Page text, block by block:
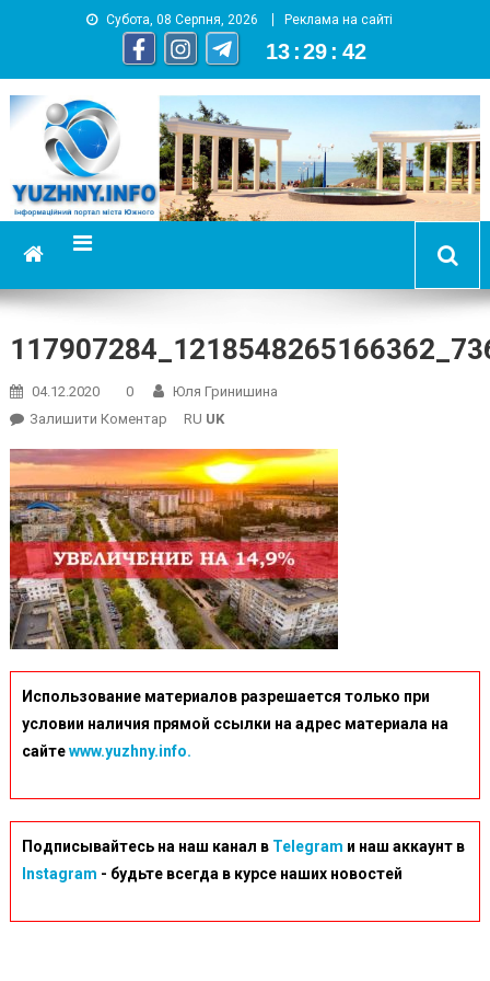
Субота, 08 Серпня, 2026 Реклама на сайті
13 :29 : 43
YUZHNY.INFO
информационный портал города Южный
04.12.2020 0
Юля Гринишина
Залишити КоментарOn RU UK
Использование материалов разрешается только при
условии наличия прямой ссылки на адрес материала на
сайтеwww.yuzhny.info.
Подписывайтесь на наш канал в Telegram и наш аккаунт в
Instagram - будьте всегда в курсе наших новостей